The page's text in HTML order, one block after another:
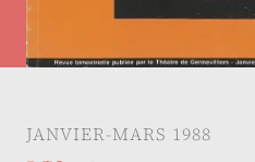
JANVIER-MARS 1988